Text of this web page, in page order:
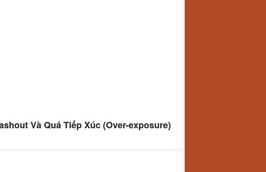
Và Quá Tiếp Xúc (Over-exposure)